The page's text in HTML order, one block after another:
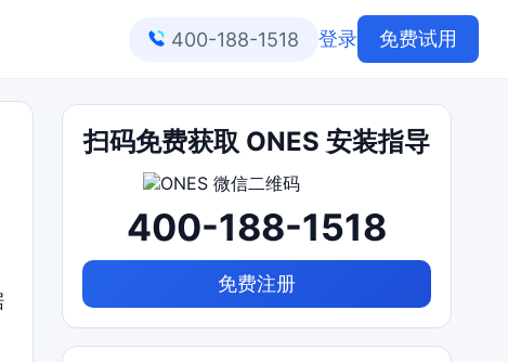
400-188-1518 登录 免费试用
扫码免费获取 ONES 安装指导
400-188-1518
免费注册